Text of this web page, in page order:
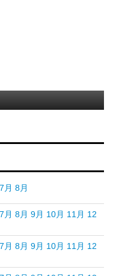
7月 8月
7月 8月 9月 10月 11月 12
7月 8月 9月 10月 11月 12